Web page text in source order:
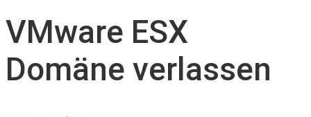
VMware ESX
Domäne verlassen